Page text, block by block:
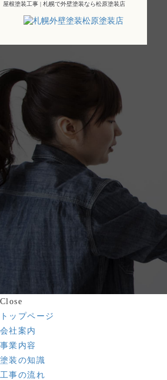
屋根塗装工事 | 札幌で外壁塗装なら松原塗装店
Close
トップページ
会社案内
事業内容
塗装の知識
工事の流れ